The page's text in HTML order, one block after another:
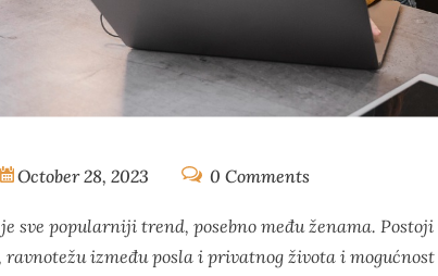
October 28, 2023 0 Comments
je sve popularniji trend, posebno među ženama.
između posla i privatnog života i